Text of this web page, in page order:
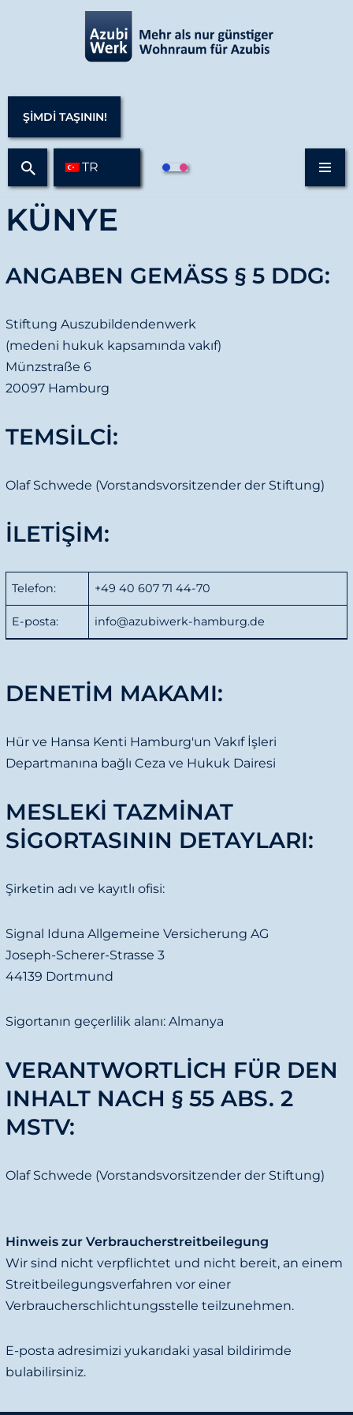
ğ
g
e
ç
ŞİMDİ TAŞININ!
TR
KÜNYE
ANGABEN GEMÄSS § 5 DDG:
Stiftung Auszubildendenwerk
(medeni hukuk kapsamında vakıf)
Münzstraße 6
20097 Hamburg
TEMSILCI:
Olaf Schwede (Vorstandsvorsitzender der Stiftung)
İLETIŞIM:
Telefon: +49 40 607 71 44-70
E-posta: info@azubiwerk-hamburg.de
DENETIM MAKAMI:
Hür ve Hansa Kenti Hamburg'un Vakıf İşleri
Departmanına bağlı Ceza ve Hukuk Dairesi
MESLEKI TAZMINAT
SIGORTASININ DETAYLARI:
Şirketin adı ve kayıtlı ofisi:
Signal Iduna Allgemeine Versicherung AG
Joseph-Scherer-Strasse 3
44139 Dortmund
Sigortanın geçerlilik alanı: Almanya
VERANTWORTLICH FÜR DEN
INHALT NACH § 55 ABS. 2
MSTV:
Olaf Schwede (Vorstandsvorsitzender der Stiftung)
Hinweis zur Verbraucherstreitbeilegung
Wir sind nicht verpflichtet und nicht bereit, an einem
Streitbeilegungsverfahren vor einer
Verbraucherschlichtungsstelle teilzunehmen.
E-posta adresimizi yukarıdaki yasal bildirimde
bulabilirsiniz.